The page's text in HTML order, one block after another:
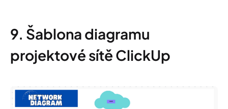
9. Šablona diagramu
projektové sítě ClickUp